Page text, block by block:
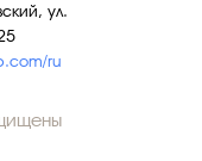
ru
ул.